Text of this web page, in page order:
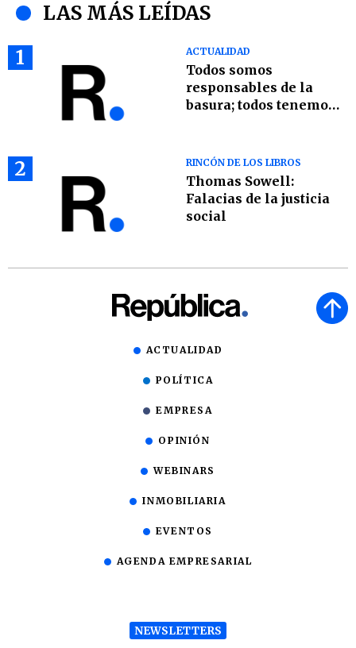
LAS MÁS LEÍDAS
1
ACTUALIDAD
Todos somos
responsables de la
basura; todos tenemos
2 RINCÓN DE LOS LIBROS
Thomas Sowell:
Falacias de la justicia
social
ACTUALIDAD
POLÍTICA
EMPRESA
OPINIÓN
WEBINARS
INMOBILIARIA
EVENTOS
AGENDA EMPRESARIAL
NEWSLETTERS